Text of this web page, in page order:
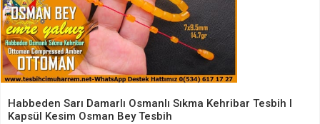
Habbeden Sarı Damarlı Osmanlı Sıkma Kehribar Tesbih I
Kapsül Kesim Osman Bey Tesbih